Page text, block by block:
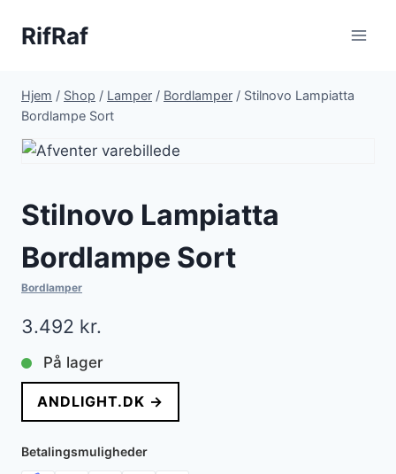
RifRaf
Hjem / Shop / Lamper / Bordlamper / Stilnovo Lampiatta
Bordlampe Sort
Stilnovo Lampiatta
Bordlampe Sort
Bordlamper
3.492 kr.
På lager
ANDLIGHT.DK →
Betalingsmuligheder